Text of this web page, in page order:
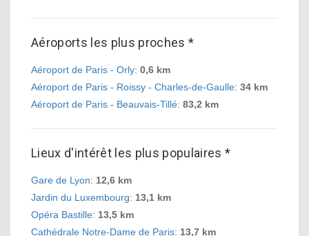
Aéroports les plus proches *
Aéroport de Paris - Orly: 0,6 km
Aéroport de Paris - Roissy - Charles-de-Gaulle: 34 km
Aéroport de Paris - Beauvais-Tillé: 83,2 km
Lieux d'intérêt les plus populaires *
Gare de Lyon: 12,6 km
Jardin du Luxembourg: 13,1 km
Opéra Bastille: 13,5 km
Cathédrale Notre-Dame de Paris: 13,7 km